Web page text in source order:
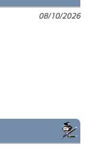
08/10/2026